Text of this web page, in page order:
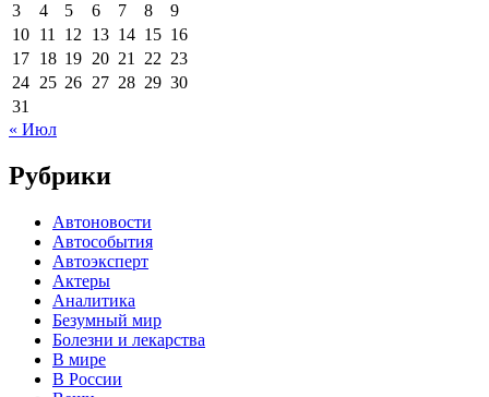
3
4 5 6 7 8
9
10 11 12 13 14 15 16
17 18 19 20 21 22 23
24 25 26 27 28 29 30
31
« Июл
Рубрики
Автоновости
Автособытия
Автоэксперт
Актеры
Аналитика
Безумный мир
Болезни и лекарства
В мире
В России